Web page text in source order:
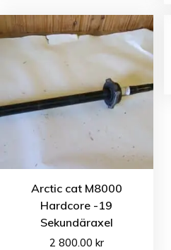
Arctic cat M8000
Hardcore -19
Sekundäraxel
2 800.00 kr